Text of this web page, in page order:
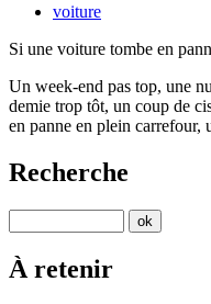
voiture
Si une voiture tombe en
Un week-end pas top, une
demie trop tôt, un coup de
en panne en plein carrefour,
Recherche
À retenir